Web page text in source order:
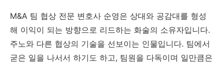
M&A 팀 협상 전문 변호사 순영은 상대와 공감대를 형성
해 이익이 되는 방향으로 리드하는 화술의 소유자입니다.
주노와 다른 협상의 기술을 선보이는 인물입니다. 팀에서
굳은 일을 나서서 하기도 하고, 팀원을 다독이며 일만큼은